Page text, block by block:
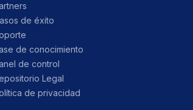
de éxito
de conocimiento
de control
Legal
de privacidad